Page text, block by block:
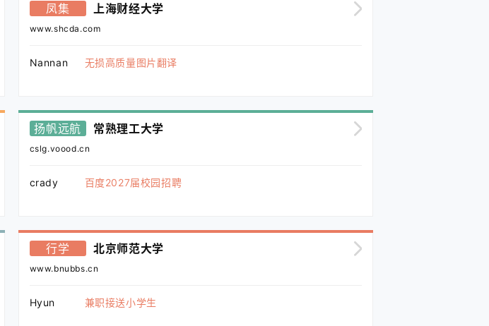
凤集 上海财经大学
www.shcda.com
Nannan 无损高质量图片翻译
扬帆远航 常熟理工大学
cslg.voood.cn
crady 百度2027届校园招聘
行学 北京师范大学
www.bnubbs.cn
Hyun 兼职接送小学生